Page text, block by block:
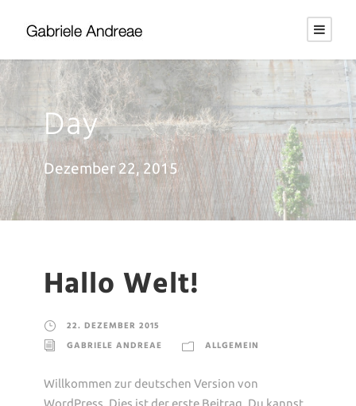
Day
Dezember 22, 2015
Hallo Welt!
22. DEZEMBER 2015
GABRIELE ANDREAE
ALLGEMEIN
Willkommen zur deutschen Version von
WordPress. Dies ist der erste Beitrag. Du kannst